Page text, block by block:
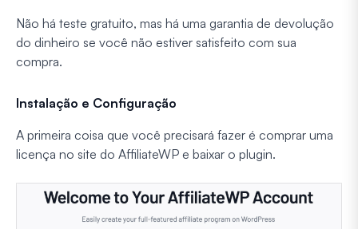
Não há teste gratuito, mas há uma garantia de devolução
do dinheiro se você não estiver satisfeito com sua
compra.
Instalação e Configuração
A primeira coisa que você precisará fazer é comprar uma
licença no site do AffiliateWP e baixar o plugin.